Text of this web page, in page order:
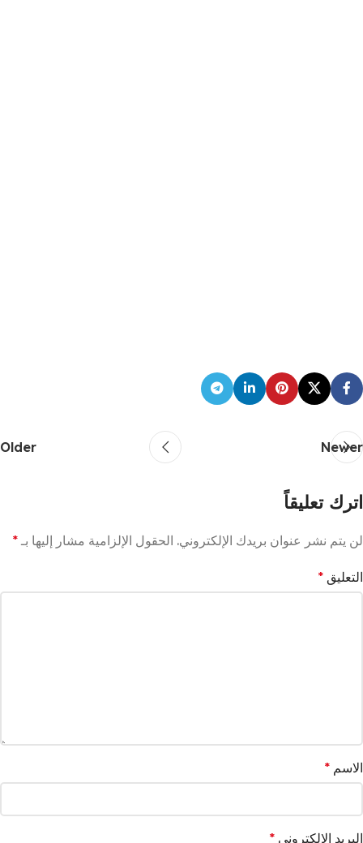
Newer
Older
اترك تعليقاً
لن يتم نشر عنوان بريدك الإلكتروني. الحقول الإلزامية مشار إليها بـ *
التعليق *
الاسم *
البريد الإلكتروني *